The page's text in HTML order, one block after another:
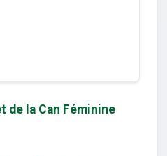
de la Can Féminine